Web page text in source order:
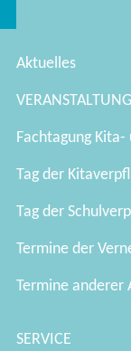
Aktuelles
Fachtagung
Tag der
Tag der
Termine der
Termine anderer
SERVICE